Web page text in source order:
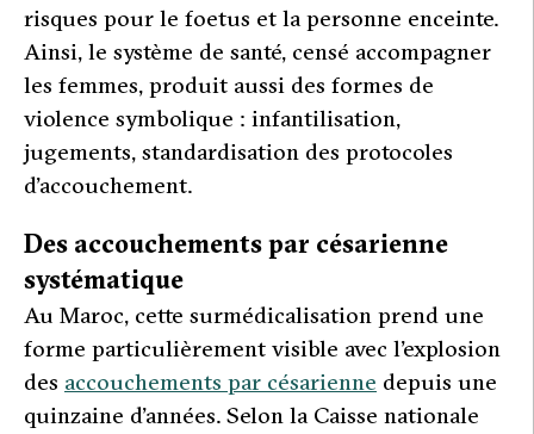
risques pour le foetus et la personne enceinte.
Ainsi, le système de santé, censé accompagner
les femmes, produit aussi des formes de
violence symbolique : infantilisation,
jugements, standardisation des protocoles
d’accouchement.
Des accouchements par césarienne
systématique
Au Maroc, cette surmédicalisation prend une
forme particulièrement visible avec l’explosion
des accouchements par césarienne depuis une
quinzaine d’années. Selon la Caisse nationale